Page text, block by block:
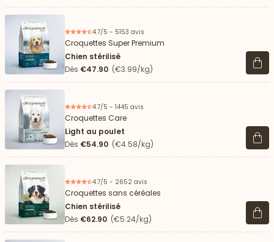
4.7/5 - 5153 avis
Croquettes Super Premium
Chien stérilisé
Dès €47.90 (€3.99/kg) Voir
4.7/5 - 1445 avis
Croquettes Care
Light au poulet
Dès €54.90 (€4.58/kg) Voir
4.7/5 - 2652 avis
Croquettes sans céréales
Chien stérilisé
Dès €62.90 (€5.24/kg) Voir